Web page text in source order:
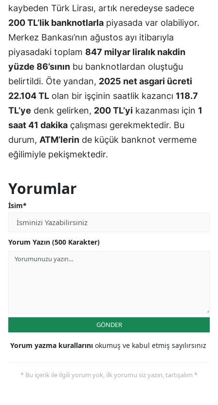
kaybeden Türk Lirası, artık neredeyse sadece
200 TL’lik banknotlarla piyasada var olabiliyor.
Merkez Bankası’nın ağustos ayı itibarıyla
piyasadaki toplam 847 milyar liralık nakdin
yüzde 86’sının bu banknotlardan oluştuğu
belirtildi. Öte yandan, 2025 net asgari ücreti
22.104 TL olan bir işçinin saatlik kazancı 118.7
TL’ye denk gelirken, 200 TL’yi kazanması için 1
saat 41 dakika çalışması gerekmektedir. Bu
durum, ATM’lerin de küçük banknot vermeme
eğilimiyle pekişmektedir.
Yorumlar
İsim*
Yorum Yazın (500 Karakter)
GÖNDER
Yorum yazma kurallarını okumuş ve kabul etmiş sayılırsınız
* Bu içerik ile ilgili yorum yok, ilk yorumu siz yazın, tartışalım *